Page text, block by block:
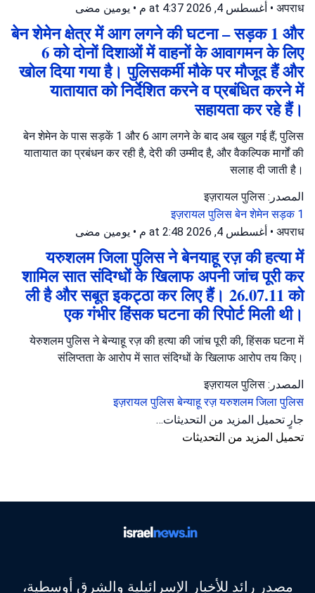
अपराध
• أغسطس 4, 2026 at 4:37 م • يومين مضى
बेन शेमेन क्षेत्र में आग लगने की घटना – सड़क 1 और
6 को दोनों दिशाओं में वाहनों के आवागमन के लिए
खोल दिया गया है। पुलिसकर्मी मौके पर मौजूद हैं और
यातायात को निर्देशित करने व प्रबंधित करने में
सहायता कर रहे हैं।
बेन शेमेन के पास सड़कें 1 और 6 आग लगने के बाद अब खुल गई हैं; पुलिस
यातायात का प्रबंधन कर रही है, देरी की उम्मीद है, और वैकल्पिक मार्गों की
सलाह दी जाती है।
المصدر: इज़रायल पुलिस
इज़रायल पुलिसबेन शेमेनसड़क 1
अपराध
• أغسطس 4, 2026 at 2:48 م • يومين مضى
यरुशलम जिला पुलिस ने बेनयाहू रज़ की हत्या में
शामिल सात संदिग्धों के खिलाफ अपनी जांच पूरी कर
ली है और सबूत इकट्ठा कर लिए हैं। 26.07.11 को
एक गंभीर हिंसक घटना की रिपोर्ट मिली थी।
येरुशलम पुलिस ने बेन्याहू रज़ की हत्या की जांच पूरी की, हिंसक घटना में
संलिप्तता के आरोप में सात संदिग्धों के खिलाफ आरोप तय किए।
المصدر: इज़रायल पुलिस
इज़रायल पुलिसबेन्याहू रज़यरुशलम जिला पुलिस
جارٍ تحميل المزيد من التحديثات…
تحميل المزيد من التحديثات
مصدر رائد للأخبار الإسرائيلية والشرق أوسطية،